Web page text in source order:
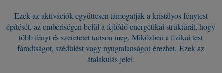
Ezek az aktivációk együttesen támogatják a kristályos fénytest
építését, az emberiségen belül a fejlődő energetikai struktúrát, hogy
több fényt és szeretetet tartson meg. Miközben a fizikai test
fáradtságot, szédülést vagy nyugtalanságot érezhet. Ezek az
átalakulás jelei.